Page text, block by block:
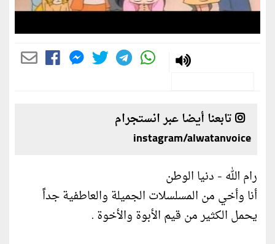
تابعنا أيضا عبر انستجرام
instagram/alwatanvoice
رام الله - دنيا الوطن
أنا وأخي من المسلسلات الجميلة والعاطفية جداً
يحمل الكثير من قيم الأبوة والأخوة .